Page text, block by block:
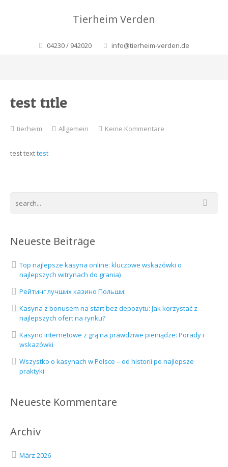
Tierheim Verden
04230 / 942020 info@tierheim-verden.de
test title
tierheim Allgemein Keine Kommentare
test texttest
Neueste Beiträge
Top najlepsze kasyna online: kluczowe wskazówki o
najlepszych witrynach do grania)
Рейтинг лучших казино Польши:
Kasyna z bonusem na start bez depozytu: Jak korzystać z
najlepszych ofert na rynku?
Kasyno internetowe z grą na prawdziwe pieniądze: Porady i
wskazówki
Wszystko o kasynach w Polsce – od historii po najlepsze
praktyki
Neueste Kommentare
Archiv
März 2026